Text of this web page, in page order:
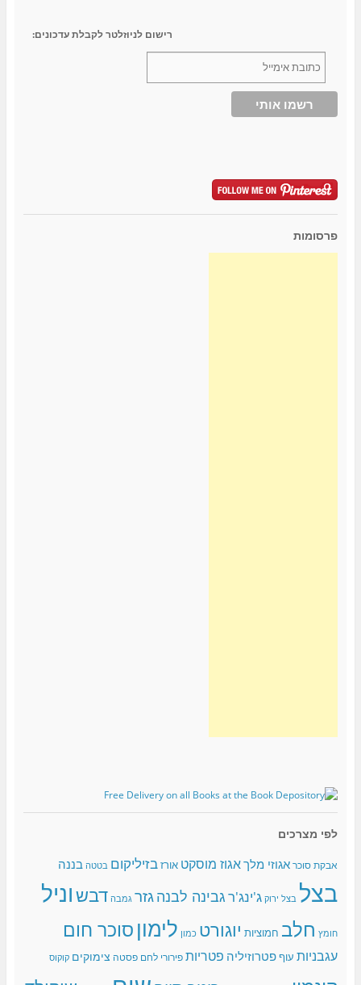
רישום לניוזלטר לקבלת עדכונים:
פרסומות
לפי מצרכים
אבקת סוכר אגוזי מלךאגוז מוסקט אורזבזיליקום בטטה בננה
בצל בצל ירוק ג'ינג'רגבינה לבנהגזר גמבה דבשוניל
חומץ חלב חמוציות יוגורט כמון לימוןסוכר חום
עגבניות עוףפטרוזיליה פטריות פירורי לחם פסטה צימוקים קוקוס